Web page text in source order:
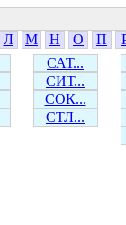
Л М Н О П
САТ...
СИТ...
СОК...
СТЛ...